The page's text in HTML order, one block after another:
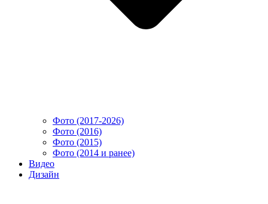
Фото (2017-2026)
Фото (2016)
Фото (2015)
Фото (2014 и ранее)
Видео
Дизайн